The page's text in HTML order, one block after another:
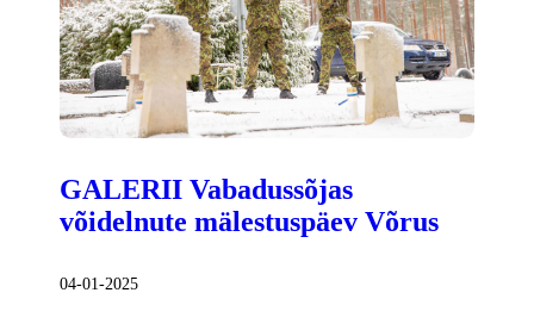
GALERII Vabadussõjas
võidelnute mälestuspäev Võrus
04-01-2025